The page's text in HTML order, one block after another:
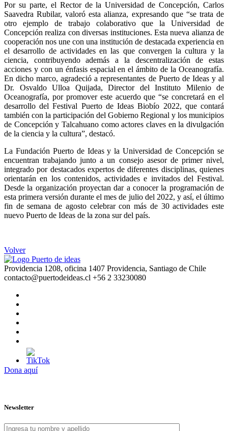
Por su parte, el Rector de la Universidad de Concepción, Carlos
Saavedra Rubilar, valoró esta alianza, expresando que “se trata de
otro ejemplo de trabajo colaborativo que la Universidad de
Concepción realiza con diversas instituciones. Esta nueva alianza de
cooperación nos une con una institución de destacada experiencia en
el desarrollo de actividades en las que convergen la cultura y la
ciencia, contribuyendo además a la descentralización de estas
acciones y con un énfasis espacial en el ámbito de la Oceanografía.
En dicho marco, agradeció a representantes de Puerto de Ideas y al
Dr. Osvaldo Ulloa Quijada, Director del Instituto Milenio de
Oceanografía, por promover este acuerdo que “se concretará en el
desarrollo del Festival Puerto de Ideas Biobío 2022, que contará
también con la participación del Gobierno Regional y los municipios
de Concepción y Talcahuano como actores claves en la divulgación
de la ciencia y la cultura”, destacó.
La Fundación Puerto de Ideas y la Universidad de Concepción se
encuentran trabajando junto a un consejo asesor de primer nivel,
integrado por destacados expertos de diferentes disciplinas, quienes
orientarán en los contenidos, actividades e invitados del Festival.
Desde la organización proyectan dar a conocer la programación de
esta primera versión durante el mes de julio del 2022, y así, el último
fin de semana de agosto celebrar con más de 30 actividades este
nuevo Puerto de Ideas de la zona sur del país.
Volver
Providencia 1208, oficina 1407 Providencia, Santiago de Chile
contacto@puertodeideas.cl +56 2 33230080
Dona aquí
Newsletter